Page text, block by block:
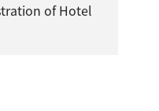
of Hotel